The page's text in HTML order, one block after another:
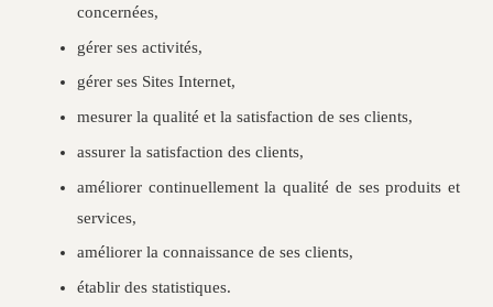
concernées,
gérer ses activités,
gérer ses Sites Internet,
mesurer la qualité et la satisfaction de ses clients,
assurer la satisfaction des clients,
améliorer continuellement la qualité de ses produits et
services,
améliorer la connaissance de ses clients,
établir des statistiques.